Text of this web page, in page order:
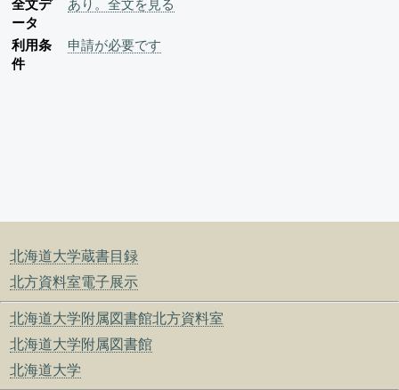
北海道大学蔵書目録
北方資料室電子展示
北海道大学附属図書館北方資料室
北海道大学附属図書館
北海道大学
全文デ
ータ
あり。全文を見る
利用条
件
申請が必要です